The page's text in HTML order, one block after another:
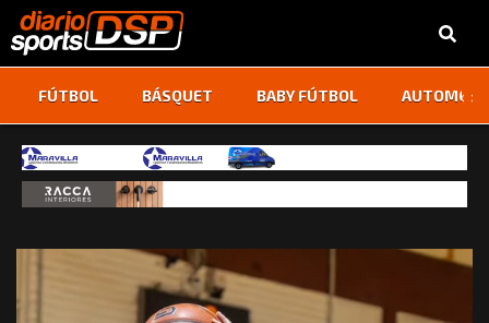
FÚTBOL BÁSQUET BABY FÚTBOL ‹ ›